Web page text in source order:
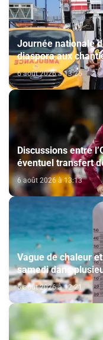
Journée nationale
diaspora aux
6 août 2026 à 13:26
Discussions entre
éventuel transfert
6 août 2026 à 13:13
Vague de chaleur
samedi dans
(Bulletin d'alerte)
6 août 2026 à 12:21